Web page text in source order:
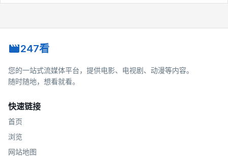
247看
您的一站式流媒体平台，提供电影、电视剧、动漫等内容。
随时随地，想看就看。
快速链接
首页
浏览
网站地图